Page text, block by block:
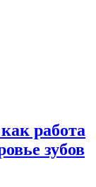
работа
зубов